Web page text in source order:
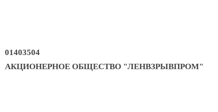
01403504
АКЦИОНЕРНОЕ ОБЩЕСТВО "ЛЕНВЗРЫВПРОМ"